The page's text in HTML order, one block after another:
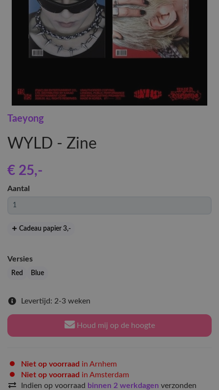
Taeyong
WYLD - Zine
€ 25,-
Aantal
Cadeau papier 3,-
Versies
Red Blue
Levertijd: 2-3 weken
Houd mij op de hoogte
Niet op voorraad in Arnhem
Niet op voorraad in Amsterdam
Indien op voorraad binnen 2 werkdagen verzonden